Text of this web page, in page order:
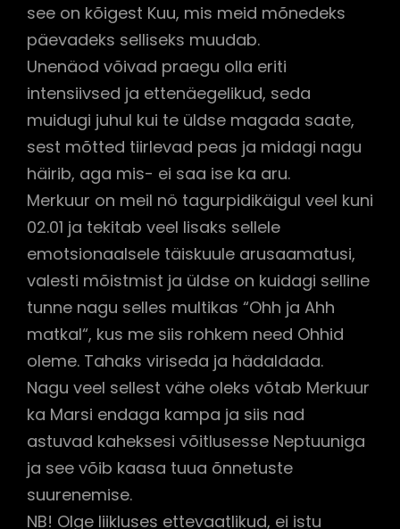
see on kõigest Kuu, mis meid mõnedeks
päevadeks selliseks muudab.
Unenäod võivad praegu olla eriti
intensiivsed ja ettenäegelikud, seda
muidugi juhul kui te üldse magada saate,
sest mõtted tiirlevad peas ja midagi nagu
häirib, aga mis- ei saa ise ka aru.
Merkuur on meil nö tagurpidikäigul veel kuni
02.01 ja tekitab veel lisaks sellele
emotsionaalsele täiskuule arusaamatusi,
valesti mõistmist ja üldse on kuidagi selline
tunne nagu selles multikas “Ohh ja Ahh
matkal“, kus me siis rohkem need Ohhid
oleme. Tahaks viriseda ja hädaldada.
Nagu veel sellest vähe oleks võtab Merkuur
ka Marsi endaga kampa ja siis nad
astuvad kaheksesi võitlusesse Neptuuniga
ja see võib kaasa tuua õnnetuste
suurenemise.
NB! Olge liikluses ettevaatlikud, ei istu